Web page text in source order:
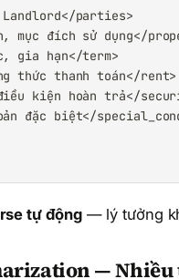
parties>
đích sử dụng</
gia hạn</term>
thức thanh toán</rent>
kiện hoàn trả</
đặc biệt</
tự động— lý tưởng
—